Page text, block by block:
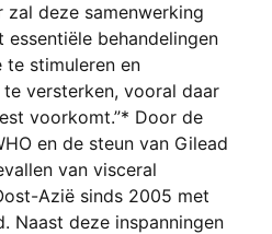
deze samenwerking
behandelingen
stimuleren en
versterken, vooral daar
voorkomt.”* Door de
en de steun van Gilead
van visceral
Azië sinds 2005 met
Naast deze inspanningen